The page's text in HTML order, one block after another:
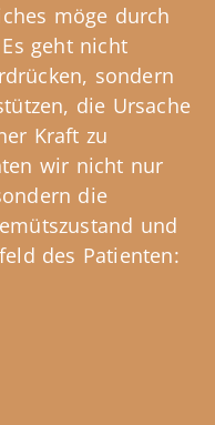
möge durch
geht nicht
sondern
die Ursache
Kraft zu
wir nicht nur
die
und
des Patienten: